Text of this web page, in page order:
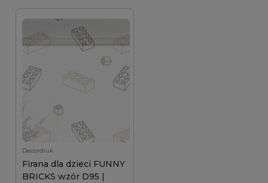
Decordruk
Firana dla dzieci FUNNY
BRICKS wzór D95 |